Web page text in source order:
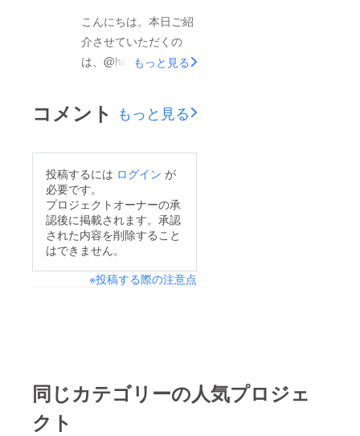
こんにちは。本日ご紹
介させていただくの
は、@harurun1216 さ
フォロワーが2万3千人
を超えており、大変ご
すので、ぜひ一度
Instagramを覗いてみ
てはいかがでしょう
か！
もっと見る
コメント もっと見る
投稿するには ログイン が
必要です。
プロジェクトオーナーの承
認後に掲載されます。承認
された内容を削除すること
はできません。
※投稿する際の注意点
同じカテゴリーの人気プロジェ
クト